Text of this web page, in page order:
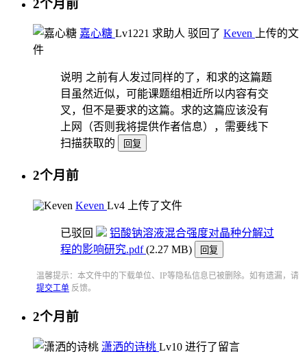
2个月前
嘉心糖 Lv1221 求助人 驳回了 Keven
上传的文
件
说明 之前有人发过同样的了，和求的这篇题
目虽然近似，可能课题组相近所以内容有交
叉，但不是要求的这篇。求的这篇应该没有
上网（否则我将提供作者信息），需要线下
扫描获取的
回复
2个月前
Keven Lv4 上传了文件
已驳回
铝酸钠溶液混合强度对晶种分解过
程的影响研究.pdf(2.27 MB) 回复
温馨提示：本文件中的下载单位、IP等隐私信息已被删除。如有遗漏，请
提交工单 反馈。
2个月前
潇洒的诗桃 Lv10 进行了留言